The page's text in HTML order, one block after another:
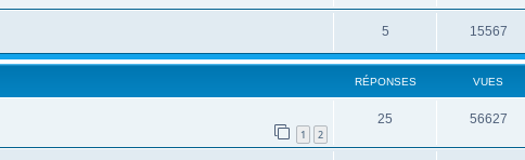
5 15567
RÉPONSES VUES
1 2
25 56627